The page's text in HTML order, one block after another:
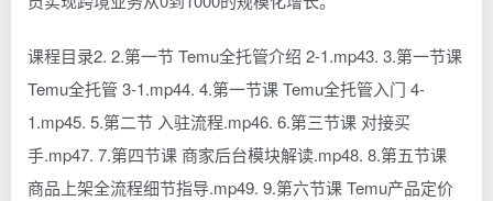
课程目录2. 2.第一节 Temu全托管介绍 2-1.mp43. 3.第一节课
Temu全托管 3-1.mp44. 4.第一节课 Temu全托管入门 4-
1.mp45. 5.第二节 入驻流程.mp46. 6.第三节课 对接买
手.mp47. 7.第四节课 商家后台模块解读.mp48. 8.第五节课
商品上架全流程细节指导.mp49. 9.第六节课 Temu产品定价